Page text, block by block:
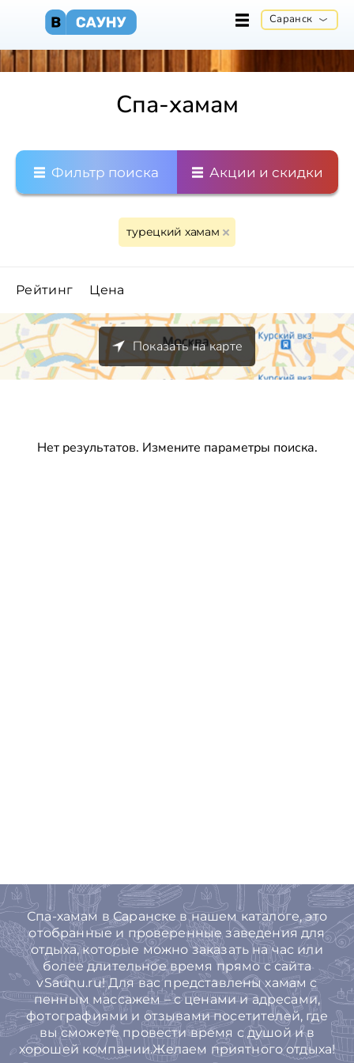
Саранск
Спа-хамам
Фильтр поиска Акции и скидки
турецкий хамам
Рейтинг Цена
Показать на карте
Нет результатов. Измените параметры поиска.
Спа-хамам в Саранске в нашем каталоге, это
отобранные и проверенные заведения для
отдыха, которые можно заказать на час или
более длительное время прямо с сайта
vSaunu.ru! Для вас представлены хамам с
пенным массажем – с ценами и адресами,
фотографиями и отзывами посетителей, где
вы сможете провести время с душой и в
хорошей компании.Желаем приятного отдыха!